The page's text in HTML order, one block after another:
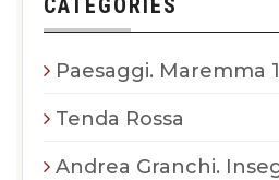
CATEGORIES
Paesaggi. Maremma
Tenda Rossa
Andrea Granchi.